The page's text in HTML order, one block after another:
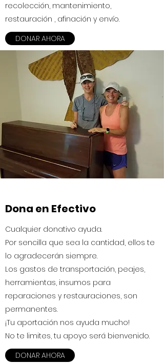
recolección, mantenimiento,
restauración , afinación y envío.
DONAR AHORA
Dona en Efectivo
Cualquier donativo ayuda.
Por sencilla que sea la cantidad, ellos te
lo agradecerán siempre.
Los gastos de transportación, peajes,
herramientas, insumos para
reparaciones y restauraciones, son
permanentes.
¡Tu aportación nos ayuda mucho!
No te limites, tu apoyo será bienvenido.
DONAR AHORA